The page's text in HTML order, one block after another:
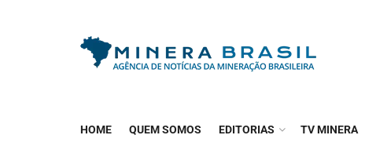
HOME QUEM SOMOS EDITORIAS TV MINERA